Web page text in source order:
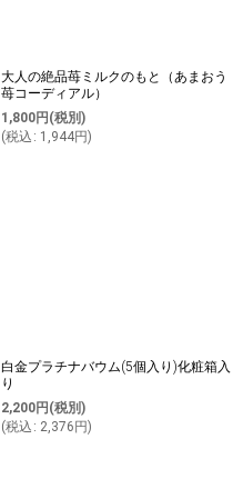
大人の絶品苺ミルクのもと（あまおう
苺コーディアル）
1,800円 (税別)
(税込 : 1,944円)
白金プラチナバウム(5個入り)化粧箱入
り
2,200円 (税別)
(税込 : 2,376 円)